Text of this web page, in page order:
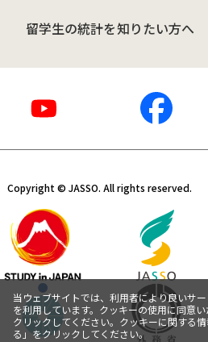
留学生の統計を知りたい方へ
Copyright © JASSO. All rights reserved.
当ウェブサイトでは、利用者により良いサ
を利用しています。クッキーの使用に同意
クリックしてください。クッキーに関する
る」をクリックしてください。